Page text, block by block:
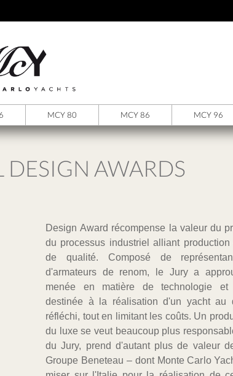
MCY 80 MCY 86 MCY 96
AWARDS